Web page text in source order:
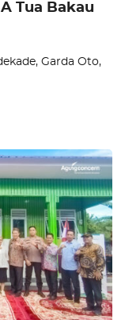
Tua Bakau
Garda Oto,